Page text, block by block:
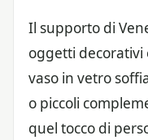
Il supporto di
oggetti decorativi
vaso in vetro
o piccoli
quel tocco di